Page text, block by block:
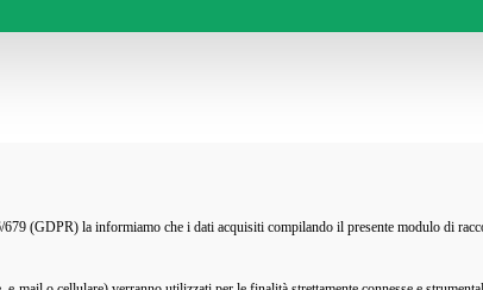
(GDPR) la informiamo che i dati acquisiti compilando il presente modulo di